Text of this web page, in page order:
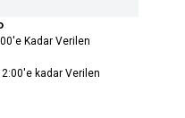
Kadar Verilen
kadar Verilen